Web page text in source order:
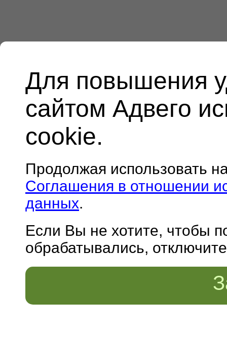
Для повышения
сайтом Адвего
cookie.
Продолжая использовать
Соглашения в отношении
данных.
Если Вы не хотите, чтобы
обрабатывались,